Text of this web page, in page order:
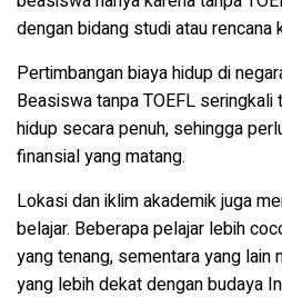
dengan bidang studi atau rencana
Pertimbangan biaya hidup di
Beasiswa tanpa TOEFL seringkali
hidup secara penuh, sehingga
finansial yang matang.
Lokasi dan iklim akademik juga
belajar. Beberapa pelajar lebih
yang tenang, sementara yang lain
yang lebih dekat dengan budaya